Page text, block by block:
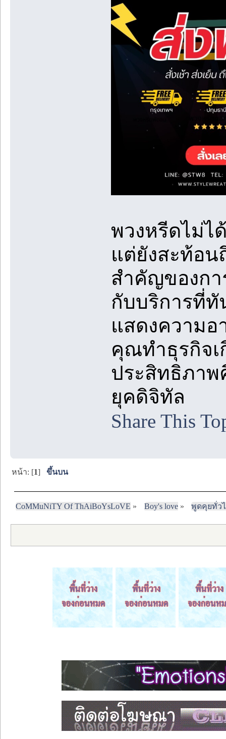
พวงหรีดไม่ไ
แต่ยังสะท้อน
สำคัญของกา
กับบริการที่ทั
แสดงความ
คุณทำธุรกิจเ
ประสิทธิภา
ยุคดิจิทัล
Share This
หน้า: [1]ขึ้นบน
CoMMuNiTY Of ThAiBoYsLoVE » Boy's love» พูดคุยทั่ว